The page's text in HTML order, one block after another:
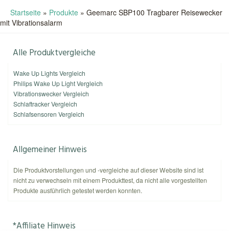
Startseite» Produkte» Geemarc SBP100 Tragbarer Reisewecker
mit Vibrationsalarm
Alle Produktvergleiche
Wake Up Lights Vergleich
Philips Wake Up Light Vergleich
Vibrationswecker Vergleich
Schlaftracker Vergleich
Schlafsensoren Vergleich
Allgemeiner Hinweis
Die Produktvorstellungen und -vergleiche auf dieser Website sind ist
nicht zu verwechseln mit einem Produkttest, da nicht alle vorgestellten
Produkte ausführlich getestet werden konnten.
*Affiliate Hinweis